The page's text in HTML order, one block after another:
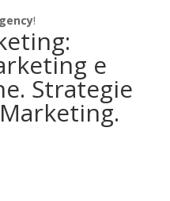
!
e
Strategie